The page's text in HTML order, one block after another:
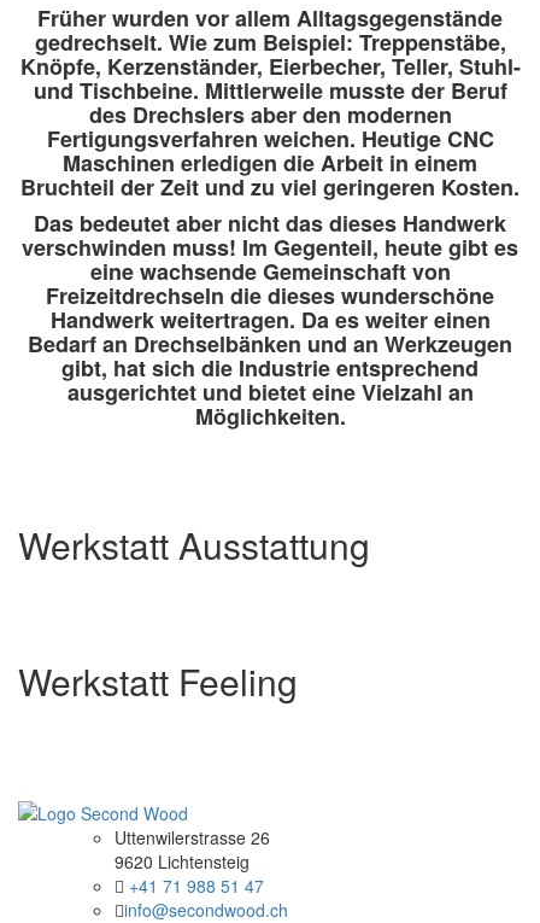
Früher wurden vor allem Alltagsgegenstände
gedrechselt. Wie zum Beispiel: Treppenstäbe,
Knöpfe, Kerzenständer, Eierbecher, Teller, Stuhl-
und Tischbeine. Mittlerweile musste der Beruf
des Drechslers aber den modernen
Fertigungsverfahren weichen. Heutige CNC
Maschinen erledigen die Arbeit in einem
Bruchteil der Zeit und zu viel geringeren Kosten.
Das bedeutet aber nicht das dieses Handwerk
verschwinden muss! Im Gegenteil, heute gibt es
eine wachsende Gemeinschaft von
Freizeitdrechseln die dieses wunderschöne
Handwerk weitertragen. Da es weiter einen
Bedarf an Drechselbänken und an Werkzeugen
gibt, hat sich die Industrie entsprechend
ausgerichtet und bietet eine Vielzahl an
Möglichkeiten.
Werkstatt Ausstattung
Werkstatt Feeling
Uttenwilerstrasse 26
9620 Lichtensteig
+41 71 988 51 47
info@secondwood.ch